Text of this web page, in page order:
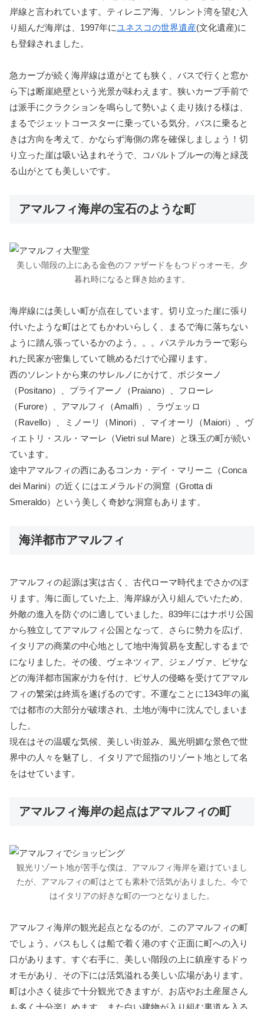
岸線と言われています。ティレニア海、ソレント湾を望む入
り組んだ海岸は、1997年にユネスコの世界遺産(文化遺産)に
も登録されました。
急カーブが続く海岸線は道がとても狭く、バスで行くと窓か
ら下は断崖絶壁という光景が味わえます。狭いカーブ手前で
は派手にクラクションを鳴らして勢いよく走り抜ける様は、
まるでジェットコースターに乗っている気分。バスに乗ると
きは方向を考えて、かならず海側の席を確保しましょう！切
り立った崖は吸い込まれそうで、コバルトブルーの海と緑茂
る山がとても美しいです。
アマルフィ海岸の宝石のような町
美しい階段の上にある金色のファザードをもつドゥオーモ。夕
暮れ時になると輝き始めます。
海岸線には美しい町が点在しています。切り立った崖に張り
付いたような町はとてもかわいらしく、まるで海に落ちない
ように踏ん張っているかのよう。。。パステルカラーで彩ら
れた民家が密集していて眺めるだけで心躍ります。
西のソレントから東のサレルノにかけて、ポジターノ
（Positano）、プライアーノ（Praiano）、フローレ
（Furore）、アマルフィ（Amalfi）、ラヴェッロ
（Ravello）、ミノーリ（Minori）、マイオーリ（Maiori）、ヴ
ィエトリ・スル・マーレ（Vietri sul Mare）と珠玉の町が続い
ています。
途中アマルフィの西にあるコンカ・デイ・マリーニ（Conca
dei Marini）の近くにはエメラルドの洞窟（Grotta di
Smeraldo）という美しく奇妙な洞窟もあります。
海洋都市アマルフィ
アマルフィの起源は実は古く、古代ローマ時代までさかのぼ
ります。海に面していた上、海岸線が入り組んでいたため、
外敵の進入を防ぐのに適していました。839年にはナポリ公国
から独立してアマルフィ公国となって、さらに勢力を広げ、
イタリアの商業の中心地として地中海貿易を支配しするまで
になりました。その後、ヴェネツィア、ジェノヴァ、ピサな
どの海洋都市国家が力を付け、ピサ人の侵略を受けてアマル
フィの繁栄は終焉を遂げるのです。不運なことに1343年の嵐
では都市の大部分が破壊され、土地が海中に沈んでしまいま
した。
現在はその温暖な気候、美しい街並み、風光明媚な景色で世
界中の人々を魅了し、イタリアで屈指のリゾート地として名
をはせています。
アマルフィ海岸の起点はアマルフィの町
観光リゾート地が苦手な僕は、アマルフィ海岸を避けていまし
たが、アマルフィの町はとても素朴で活気がありました。今で
はイタリアの好きな町の一つとなりました。
アマルフィ海岸の観光起点となるのが、このアマルフィの町
でしょう。バスもしくは船で着く港のすぐ正面に町への入り
口があります。すぐ右手に、美しい階段の上に鎮座するドゥ
オモがあり、その下には活気溢れる美しい広場があります。
町は小さく徒歩で十分観光できますが、お店やお土産屋さん